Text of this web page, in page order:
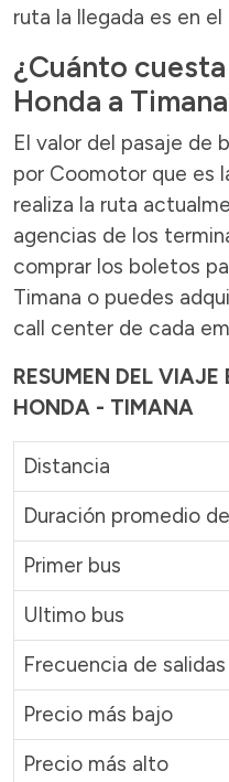
ruta la llegada es en
¿Cuánto
Honda a
El valor del pasaje de
por Coomotor que es
realiza la ruta
agencias de los
comprar los boletos
Timana o puedes
call center de cada
RESUMEN DEL VIAJE
HONDA - TIMANA
Distancia
Duración promedio
Primer bus
Ultimo bus
Frecuencia de salidas
Precio más bajo
Precio más alto